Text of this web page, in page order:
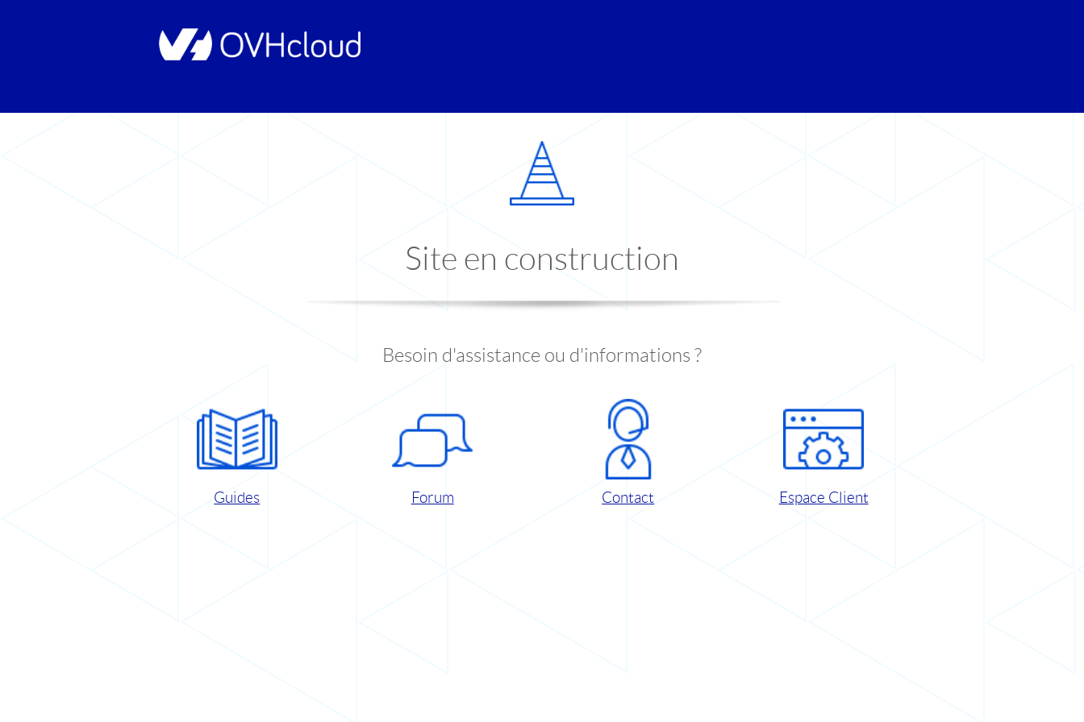
Site en construction
Besoin d'assistance ou d'informations ?
Guides Forum Contact Espace Client